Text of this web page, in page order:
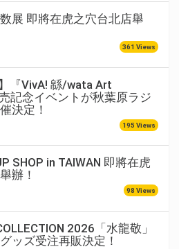
展 即將在虎之穴台北店舉
361 Views
『VivA! 緜/wata Art
記念イベントが秋葉原ラジ
決定！
195 Views
SHOP in TAIWAN 即將在虎
辦！
98 Views
2026「水龍敬」
ッズ受注再販決定！